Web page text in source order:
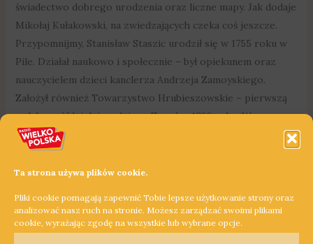
Ta strona używa plików cookie.
Pliki cookie pomagają zapewnić Tobie lepsze użytkowanie strony oraz
analizować nasz ruch na stronie. Możesz zarządzać swoimi plikami
cookie, wyrażając zgodę na wszystkie lub wybrane opcje.
świadectwo dobrego urodzenia oraz liczne mapy. Jak dodaje
Mikołaj Kułakowski, na zwiedzających czeka coś jeszcze.
Przypomnijmy, Stanisław Staszic urodził się w 1755 roku w
Pile. Działał naukowo i społecznie – był opiekunem oraz
nauczycielem dzieci kanclerza Andrzeja Zamoyskiego.
Założył również Towarzystwo Hrubieszowskie – pierwszą
polską spółdzielnię rolniczą. Zmarł w 1826 roku. W
Wielkopolsce jest patronem wielu ulic, szkół i innych
instytucji.